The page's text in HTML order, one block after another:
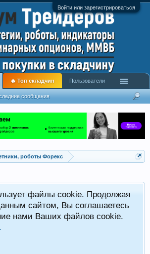
Войти или зарегистрироваться
роботы Форекс
файлы cookie. Продолжая
сайтом, Вы соглашаетесь
нами Ваших файлов cookie.
сообщения
🔥 Топ складчин Пользователи